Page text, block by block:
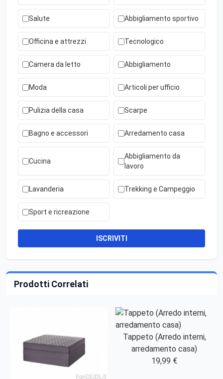
Salute Abbigliamento sportivo
Officina e attrezzi Tecnologico
Camera da letto Abbigliamento
Moda Articoli per ufficio
Pulizia della casa Scarpe
Bagno e accessori Arredamento casa
Cucina
Abbigliamento da
lavoro
Lavanderia Trekking e Campeggio
Sport e ricreazione
ISCRIVITI
Prodotti Correlati
Tappeto (Arredo interni,
arredamento casa)
19,99 €